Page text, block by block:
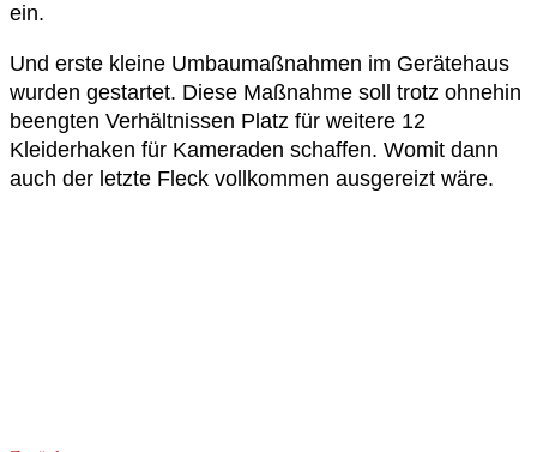
ein.
Und erste kleine Umbaumaßnahmen im Gerätehaus
wurden gestartet. Diese Maßnahme soll trotz ohnehin
beengten Verhältnissen Platz für weitere 12
Kleiderhaken für Kameraden schaffen. Womit dann
auch der letzte Fleck vollkommen ausgereizt wäre.